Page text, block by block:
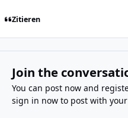
Zitieren
Join the
You can post now and
sign in nowto post with your